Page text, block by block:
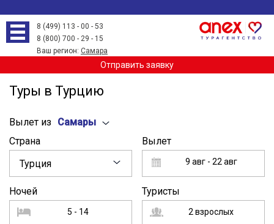
8 (499) 113 - 00 - 53
8 (800) 700 - 29 - 15
Ваш регион: Самара
Отправить заявку
Туры в Турцию
Вылет из
Самары
Страна
Турция
Вылет
9 авг - 22 авг
Ночей
5 - 14
Туристы
2 взрослых